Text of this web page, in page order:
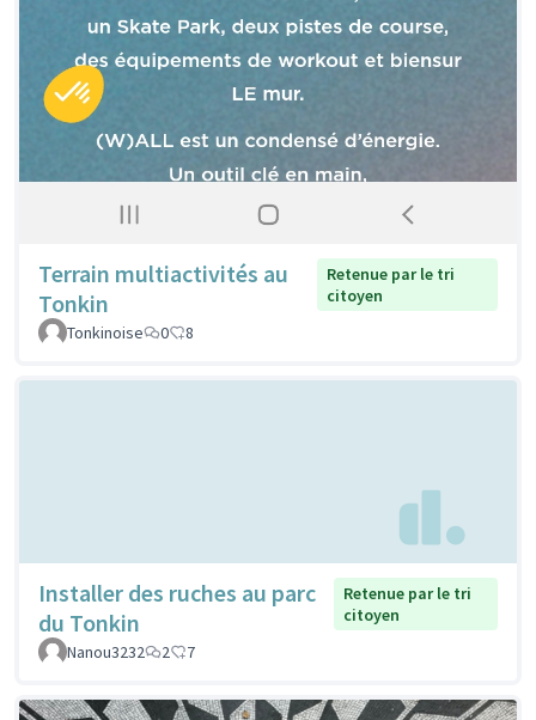
Terrain multiactivités au
Tonkin
Retenue par le tri
citoyen
Tonkinoise
0 8
Installer des ruches au parc
du Tonkin
Retenue par le tri
citoyen
Nanou3232
2 7